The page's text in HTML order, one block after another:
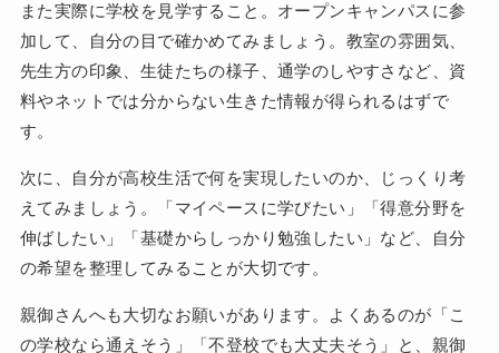
また実際に学校を見学すること。オープンキャンパスに参
加して、自分の目で確かめてみましょう。教室の雰囲気、
先生方の印象、生徒たちの様子、通学のしやすさなど、資
料やネットでは分からない生きた情報が得られるはずで
す。
次に、自分が高校生活で何を実現したいのか、じっくり考
えてみましょう。「マイペースに学びたい」「得意分野を
伸ばしたい」「基礎からしっかり勉強したい」など、自分
の希望を整理してみることが大切です。
親御さんへも大切なお願いがあります。よくあるのが「こ
の学校なら通えそう」「不登校でも大丈夫そう」と、親御